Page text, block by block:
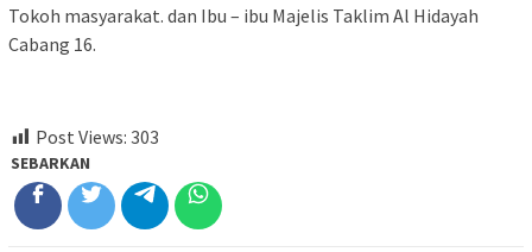
Tokoh masyarakat. dan Ibu – ibu Majelis Taklim Al Hidayah
Cabang 16.
Post Views: 303
SEBARKAN